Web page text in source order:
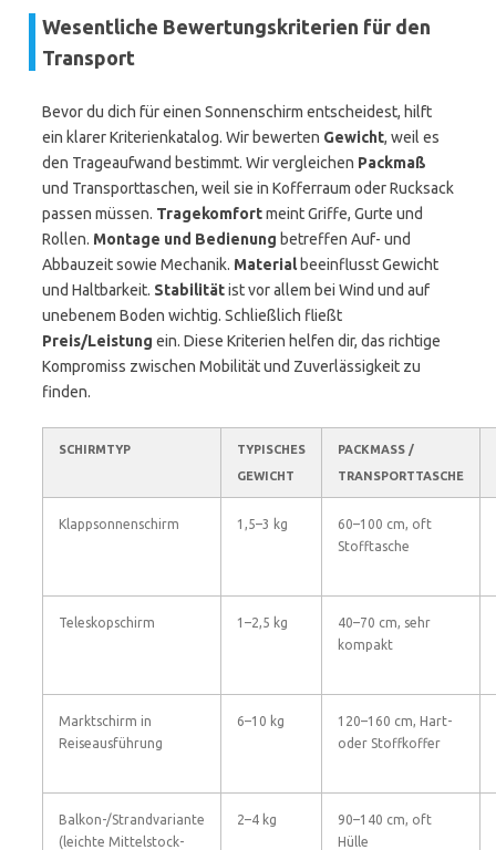
Wesentliche Bewertungskriterien für den
Transport
Bevor du dich für einen Sonnenschirm entscheidest, hilft
ein klarer Kriterienkatalog. Wir bewerten Gewicht, weil es
den Trageaufwand bestimmt. Wir vergleichen Packmaß
und Transporttaschen, weil sie in Kofferraum oder Rucksack
passen müssen. Tragekomfortmeint Griffe, Gurte und
Rollen. Montage und Bedienung betreffen Auf- und
Abbauzeit sowie Mechanik. Materialbeeinflusst Gewicht
und Haltbarkeit. Stabilitätist vor allem bei Wind und auf
unebenem Boden wichtig. Schließlich fließt
Preis/Leistung ein. Diese Kriterien helfen dir, das richtige
Kompromiss zwischen Mobilität und Zuverlässigkeit zu
finden.
SCHIRMTYP
TYPISCHES
GEWICHT
PACKMASS / T
RANSPORTTASCHE
Klappsonnenschirm 1,5–3 kg
60–100 cm, oft
Stofftasche
Teleskopschirm 1–2,5 kg
40–70 cm, sehr
kompakt
Marktschirm in
Reiseausführung
6–10 kg
120–160 cm, Hart-
oder Stoffkoffer
Balkon-/Strandvariante
(leichte Mittelstock-
2–4 kg
90–140 cm, oft
Hülle